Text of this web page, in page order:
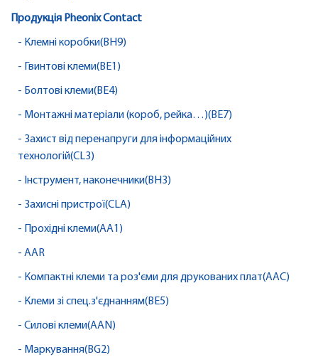
Продукція Pheonix Contact
- Клемні коробки(BH9)
- Гвинтові клеми(BE1)
- Болтові клеми(BE4)
- Монтажні матеріали (короб, рейка…)(BE7)
- Захист від перенапруги для інформаційних
технологій(CL3)
- Інструмент, наконечники(BH3)
- Захисні пристрої(CLA)
- Прохідні клеми(AA1)
- AAR
- Компактні клеми та роз'єми для друкованих плат(AAC)
- Клеми зі спец.з'єднанням(BE5)
- Силові клеми(AAN)
- Маркування(BG2)